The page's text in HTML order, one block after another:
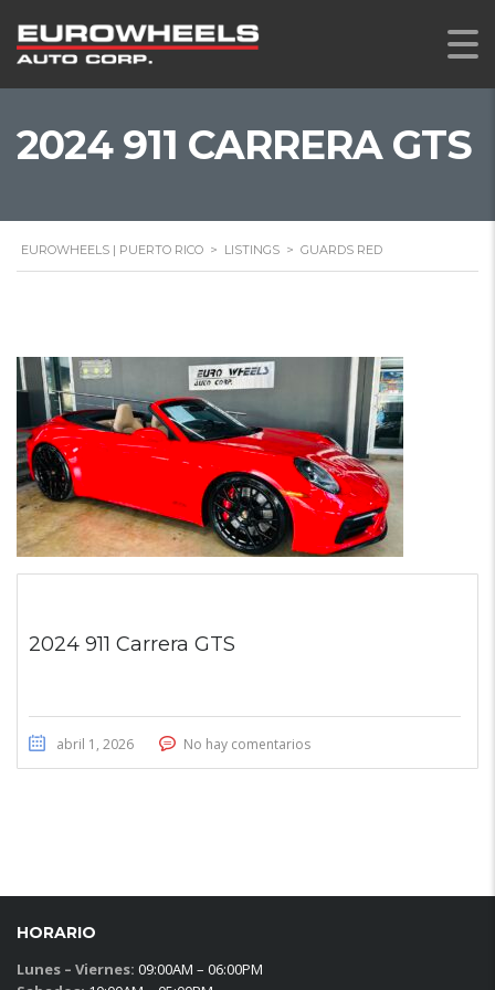
2024 911 CARRERA GTS
EUROWHEELS | PUERTO RICO > LISTINGS > GUARDS RED
2024 911 Carrera GTS
abril 1, 2026 No hay comentarios
HORARIO
Lunes – Viernes: 09:00AM – 06:00PM